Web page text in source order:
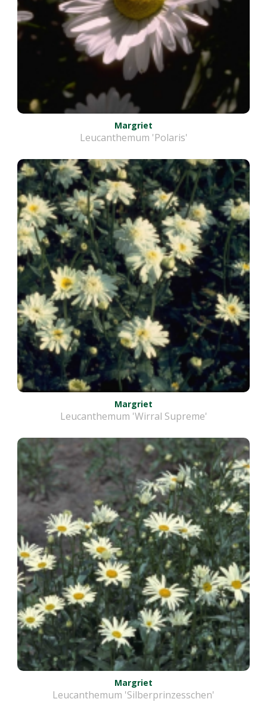
Margriet
Leucanthemum 'Polaris'
Margriet
Leucanthemum 'Wirral Supreme'
Margriet
Leucanthemum 'Silberprinzesschen'